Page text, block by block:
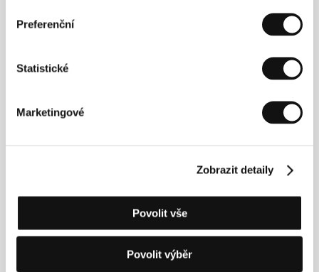
Preferenční
Statistické
Marketingové
Zobrazit detaily
Povolit vše
Povolit výběr
Režie: Ivan Ostrochovský / Slovenská republika, Česká
Neděle 5. 7. / 20:00 318
Úterý 7. 7. / 19:00 5L4
Režie: Jan-Eric Mack / Švýcarsko, 2026, 121 min